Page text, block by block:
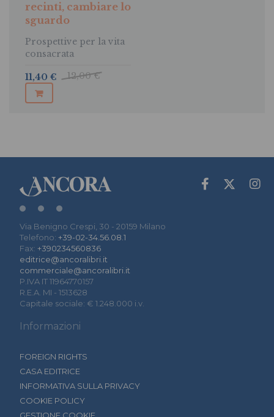
recinti, cambiare lo
sguardo
Prospettive per la vita
consacrata
12,00 €
11,40 €
Via Benigno Crespi, 30 - 20159 Milano
Telefono: +39-02-34.56.08.1
Fax: +390234560836
editrice@ancoralibri.it
commerciale@ancoralibri.it
P.IVA IT 11964770157
R.E.A. MI - 1513628
Capitale sociale: € 1.248.000 i.v.
Informazioni
FOREIGN RIGHTS
CASA EDITRICE
INFORMATIVA SULLA PRIVACY
COOKIE POLICY
GESTIONE COOKIE